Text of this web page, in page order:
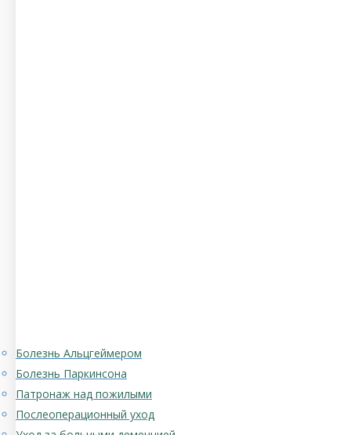
Болезнь Альцгеймером
Болезнь Паркинсона
Патронаж над пожилыми
Послеоперационный уход